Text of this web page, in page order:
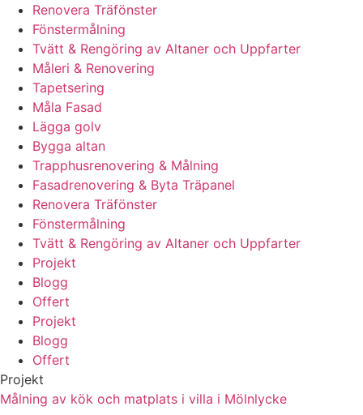
Renovera Träfönster
Fönstermålning
Tvätt & Rengöring av Altaner och Uppfarter
Måleri & Renovering
Tapetsering
Måla Fasad
Lägga golv
Bygga altan
Trapphusrenovering & Målning
Fasadrenovering & Byta Träpanel
Renovera Träfönster
Fönstermålning
Tvätt & Rengöring av Altaner och Uppfarter
Projekt
Blogg
Offert
Projekt
Blogg
Offert
Projekt
Målning av kök och matplats i villa i Mölnlycke